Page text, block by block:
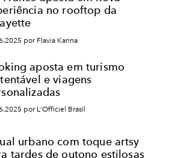
no rooftop da
por Flavia Karina
aposta em turismo
e viagens
por L'Officiel Brasil
urbano com toque artsy
tardes de outono estilosas